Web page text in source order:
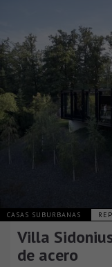
CASAS SUBURBANAS
Villa
de acero